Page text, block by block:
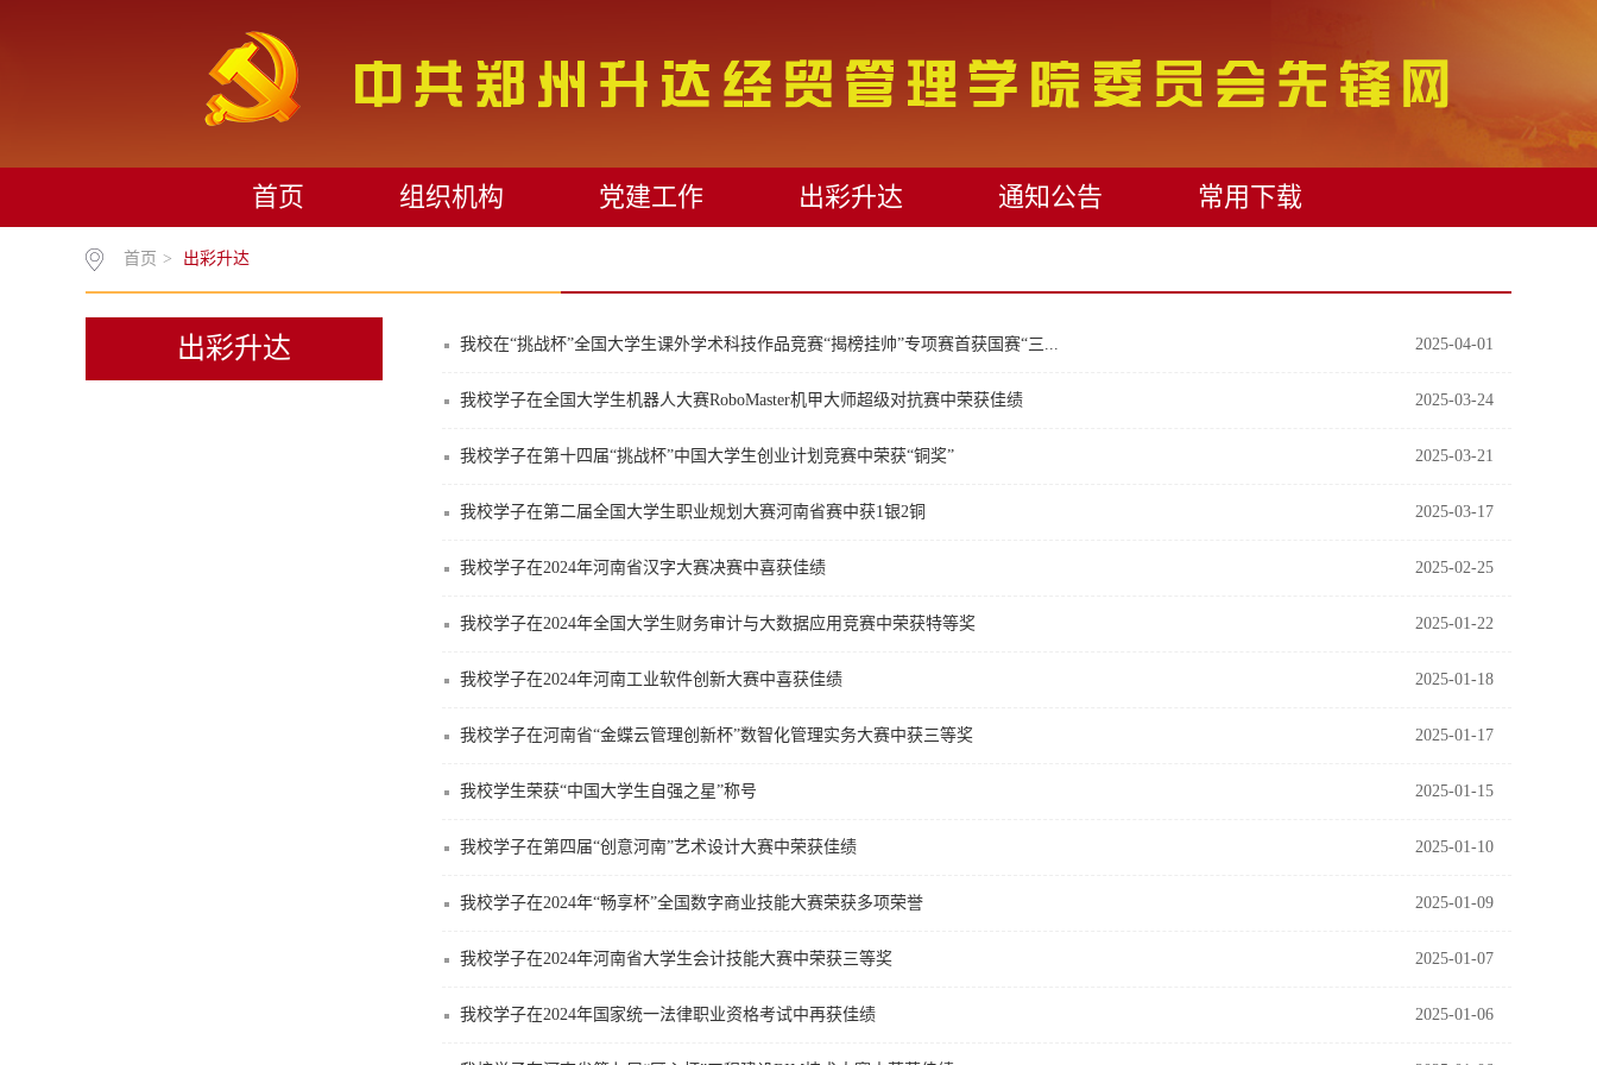
首页 组织机构 党建工作 出彩升达 通知公告 常用下载
首页 > 出彩升达
出彩升达 我校在“挑战杯”全国大学生课外学术科技作品竞赛“揭榜挂帅”专项赛首获国赛“三... 2025-04-01
我校学子在全国大学生机器人大赛RoboMaster机甲大师超级对抗赛中荣获佳绩 2025-03-24
我校学子在第十四届“挑战杯”中国大学生创业计划竞赛中荣获“铜奖” 2025-03-21
我校学子在第二届全国大学生职业规划大赛河南省赛中获1银2铜 2025-03-17
我校学子在2024年河南省汉字大赛决赛中喜获佳绩 2025-02-25
我校学子在2024年全国大学生财务审计与大数据应用竞赛中荣获特等奖 2025-01-22
我校学子在2024年河南工业软件创新大赛中喜获佳绩 2025-01-18
我校学子在河南省“金蝶云管理创新杯”数智化管理实务大赛中获三等奖 2025-01-17
我校学生荣获“中国大学生自强之星”称号 2025-01-15
我校学子在第四届“创意河南”艺术设计大赛中荣获佳绩 2025-01-10
我校学子在2024年“畅享杯”全国数字商业技能大赛荣获多项荣誉 2025-01-09
我校学子在2024年河南省大学生会计技能大赛中荣获三等奖 2025-01-07
我校学子在2024年国家统一法律职业资格考试中再获佳绩 2025-01-06